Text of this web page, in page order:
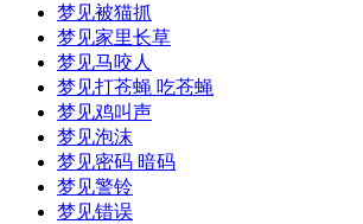
梦见被猫抓
梦见家里长草
梦见马咬人
梦见打苍蝇 吃苍蝇
梦见鸡叫声
梦见泡沫
梦见密码 暗码
梦见警铃
梦见错误